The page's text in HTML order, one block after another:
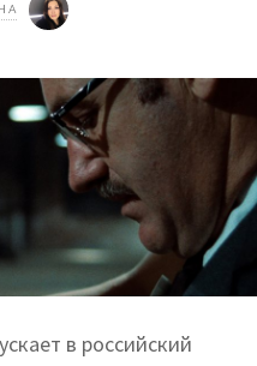
в российский